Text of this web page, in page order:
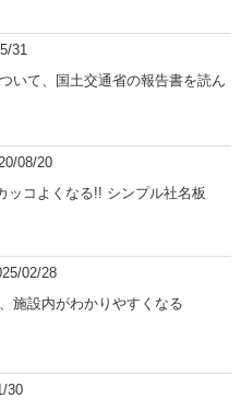
31
いて、国土交通省の報告書を読ん
08/20
ッコよくなる!! シンプル社名板
02/28
施設内がわかりやすくなる
30